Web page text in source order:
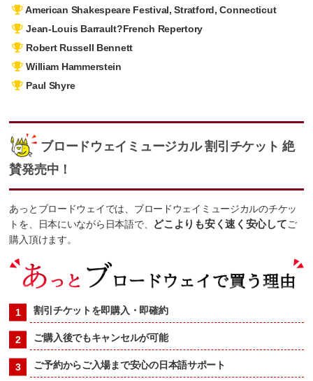
American Shakespeare Festival, Stratford, Connecticut
Jean-Louis Barrault?French Repertory
Robert Russell Bennett
William Hammerstein
Paul Shyre
ブロードウェイミュージカル 割引チケット 絶
賛発売中！
あっとブロードウェイでは、ブロードウェイミュージカルのチケッ
トを、日本にいながら日本語で、
どこよりも安く速く安心してご
購入頂けます。
割引チケットを即購入・即確約
ご購入後でもキャンセルが可能
ご予約からご入場まで安心の日本語サポート